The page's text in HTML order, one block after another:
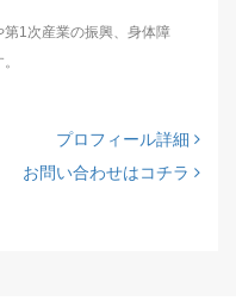
1次産業の振興、身体障
プロフィール詳細
お問い合わせはコチラ